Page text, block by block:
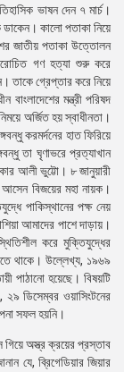
ভাষন দেন ৭ মার্চ।
ডাকেন। কালো পতাকা নিয়ে
জাতীয় পতাকা উত্তোলন
গণ হত্যা শুরু করে
তাকে গ্রেপ্তার করে নিয়ে
মন্ত্রী পরিষদ
অর্জিত হয় স্বাধীনতা।
করমর্দনের হাত ফিরিয়ে
তা ঘৃণাভরে প্রত্যাখান
আলী ভুট্টো। ৮ জানুয়ারী
আসেন বিজয়ের মহা নায়ক।
পাকিস্থানের পক্ষ নেয়
আমাদের পাশে দাড়ায়।
করে মুক্তিযুদ্ধের
থাকে। উল্লেখ্য, ১৯৬৯
পাঠানো হয়েছে। বিষয়টি
২৯ ডিসেম্বর ওয়াসিংটনের
সফল হয়নি।
গিয়ে অস্ত্র ক্রয়ের প্রস্তাব
যে, ব্রিগেডিয়ার জিয়ার